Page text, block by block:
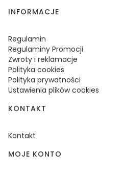
Linki w stopce
INFORMACJE
Regulamin
Regulaminy Promocji
Zwroty i reklamacje
Polityka cookies
Polityka prywatności
Ustawienia plików cookies
KONTAKT
Kontakt
MOJE KONTO